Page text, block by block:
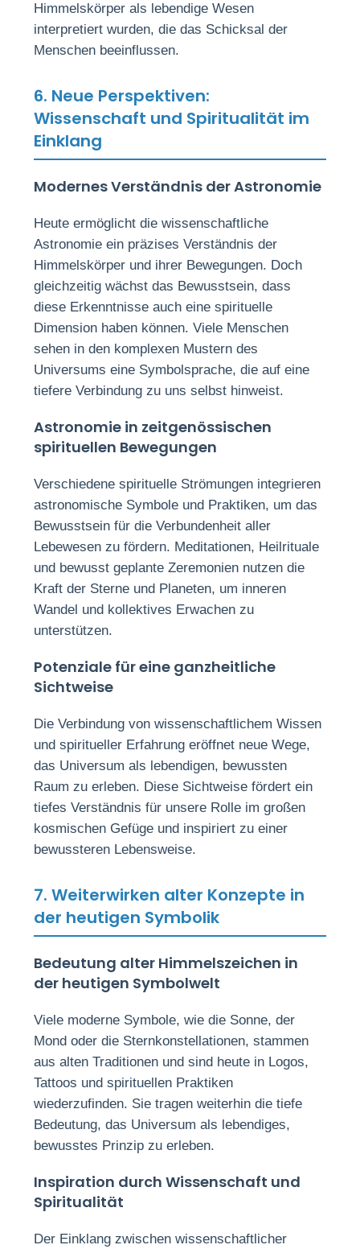
Himmelskörper als lebendige Wesen
interpretiert wurden, die das Schicksal der
Menschen beeinflussen.
6. Neue Perspektiven:
Wissenschaft und Spiritualität im
Einklang
Modernes Verständnis der Astronomie
Heute ermöglicht die wissenschaftliche
Astronomie ein präzises Verständnis der
Himmelskörper und ihrer Bewegungen. Doch
gleichzeitig wächst das Bewusstsein, dass
diese Erkenntnisse auch eine spirituelle
Dimension haben können. Viele Menschen
sehen in den komplexen Mustern des
Universums eine Symbolsprache, die auf eine
tiefere Verbindung zu uns selbst hinweist.
Astronomie in zeitgenössischen
spirituellen Bewegungen
Verschiedene spirituelle Strömungen integrieren
astronomische Symbole und Praktiken, um das
Bewusstsein für die Verbundenheit aller
Lebewesen zu fördern. Meditationen, Heilrituale
und bewusst geplante Zeremonien nutzen die
Kraft der Sterne und Planeten, um inneren
Wandel und kollektives Erwachen zu
unterstützen.
Potenziale für eine ganzheitliche
Sichtweise
Die Verbindung von wissenschaftlichem Wissen
und spiritueller Erfahrung eröffnet neue Wege,
das Universum als lebendigen, bewussten
Raum zu erleben. Diese Sichtweise fördert ein
tiefes Verständnis für unsere Rolle im großen
kosmischen Gefüge und inspiriert zu einer
bewussteren Lebensweise.
7. Weiterwirken alter Konzepte in
der heutigen Symbolik
Bedeutung alter Himmelszeichen in
der heutigen Symbolwelt
Viele moderne Symbole, wie die Sonne, der
Mond oder die Sternkonstellationen, stammen
aus alten Traditionen und sind heute in Logos,
Tattoos und spirituellen Praktiken
wiederzufinden. Sie tragen weiterhin die tiefe
Bedeutung, das Universum als lebendiges,
bewusstes Prinzip zu erleben.
Inspiration durch Wissenschaft und
Spiritualität
Der Einklang zwischen wissenschaftlicher